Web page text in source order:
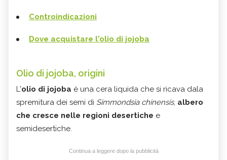
Controindicazioni
Dove acquistare l'olio di jojoba
Olio di jojoba, origini
L'olio di jojoba è una cera liquida che si ricava dala
spremitura dei semi di Simmondsia chinensis, albero
che cresce nelle regioni desertiche e
semidesertiche.
Continua a leggere dopo la pubblicità